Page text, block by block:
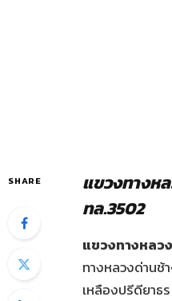
SHARE แขวงทางห
ทล.3502
แขวงทางหลว
ทางหลวงด่านช้
เหลืองปรีดียาธร